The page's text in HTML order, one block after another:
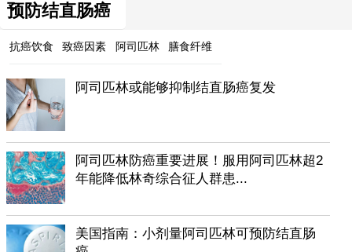
预防结直肠癌
抗癌饮食 致癌因素 阿司匹林 膳食纤维
阿司匹林或能够抑制结直肠癌复发
阿司匹林防癌重要进展！服用阿司匹林超2
年能降低林奇综合征人群患...
美国指南：小剂量阿司匹林可预防结直肠